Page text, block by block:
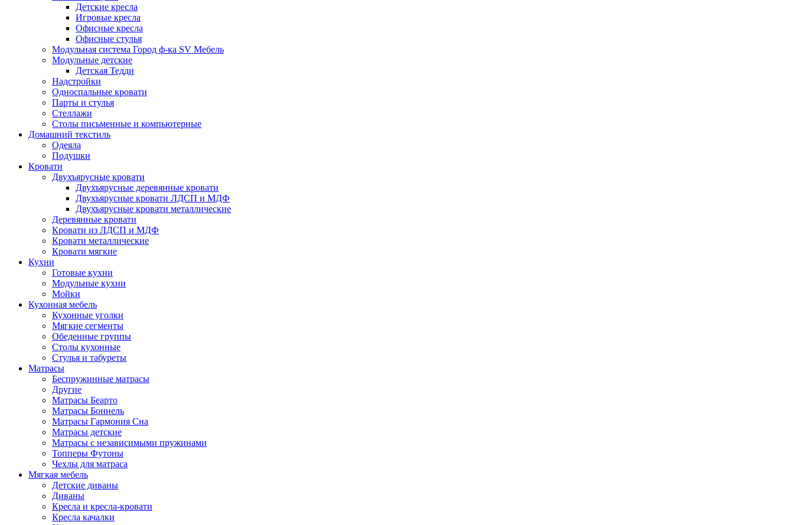
Детские кресла
Игровые кресла
Офисные кресла
Офисные стулья
Модульная система Город ф-ка SV Мебель
Модульные детские
Детская Тедди
Надстройки
Односпальные кровати
Парты и стулья
Стеллажи
Столы письменные и компьютерные
Домашний текстиль
Одеяла
Подушки
Кровати
Двухъярусные кровати
Двухъярусные деревянные кровати
Двухъярусные кровати ЛДСП и МДФ
Двухъярусные кровати металлические
Деревянные кровати
Кровати из ЛДСП и МДФ
Кровати металлические
Кровати мягкие
Кухни
Готовые кухни
Модульные кухни
Мойки
Кухонная мебель
Кухонные уголки
Мягкие сегменты
Обеденные группы
Столы кухонные
Стулья и табуреты
Матрасы
Беспружинные матрасы
Другие
Матрасы Беарто
Матрасы Боннель
Матрасы Гармония Сна
Матрасы детские
Матрасы с независимыми пружинами
Топперы Футоны
Чехлы для матраса
Мягкая мебель
Детские диваны
Диваны
Кресла и кресла-кровати
Кресла качалки